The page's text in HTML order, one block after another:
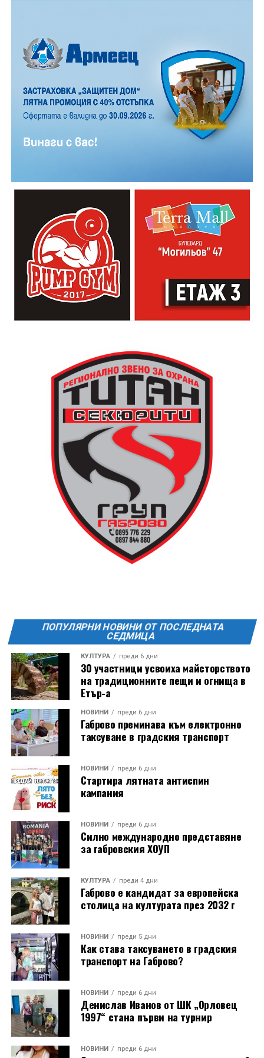
12 АВГУСТ (сряда)
19:00ч. „Книга за книга“ – донеси книга, вземи си
друга, обсъди заглавия и автори с други читатели
20:00ч. Концерт на група МОЛЕЦ, GoGo,
Zov&Vakavliev, Toria
21:30ч. Коктейли и музика
13 АВГУСТ (четвъртък)
19:00ч Групова тренировка с Йоанна Петрова от
20:00ч. Куиз вечер за обща култура
21:30ч. Прожекция на филма “Брънч за начинаещи”
Ще бъде хубаво – не някога и някъде, а тук и сега!
които свират на китара, да се включат – независимо
от професионалното им ниво. Събитието е различно
– то не е концерт, а споделено преживяване, в което
всеки участва по свой начин. Няма сцена или
официална програма, няма предварително обявени
изпълнители и разделение между публика и
артисти. Всеки е добре дошъл да пее, свири или
просто да преживее звездопад, изпълнен с музика,
падащи звезди и желания.
транспорт до местността Градище. Електрическият
автобус ще тръгне в 19:30 ч. от пл. „Възраждане“, а
обратно към града в 00:00 ч. – от паркинга до
поляната. Вземете със себе си връхна дреха и одеяло
или шалте! За повече информация тел. 0887907075.
ПОПУЛЯРНИ НОВИНИ ОТ ПОСЛЕДНАТА
СЕДМИЦА
КУЛТУРА преди 6 дни
30 участници усвоиха майсторството
на традиционните пещи и огнища в
Етър-а
НОВИНИ преди 6 дни
Габрово преминава към електронно
таксуване в градския транспорт
НОВИНИ преди 6 дни
Стартира лятната антиспин
кампания
НОВИНИ преди 6 дни
Силно международно представяне
за габровския ХОУП
КУЛТУРА преди 4 дни
Габрово е кандидат за европейска
столица на културата през 2032 г
НОВИНИ преди 5 дни
Как става таксуването в градския
транспорт на Габрово?
НОВИНИ преди 6 дни
Денислав Иванов от ШК „Орловец
1997“ стана първи на турнир
НОВИНИ преди 6 дни